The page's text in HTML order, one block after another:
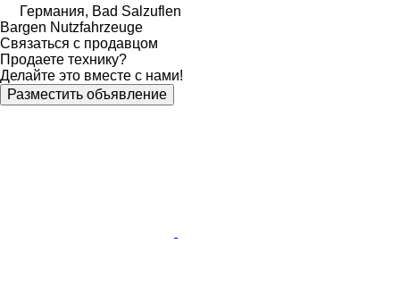
Германия, Bad Salzuflen
Bargen Nutzfahrzeuge
Связаться с продавцом
Продаете технику?
Делайте это вместе с нами!
Разместить объявление